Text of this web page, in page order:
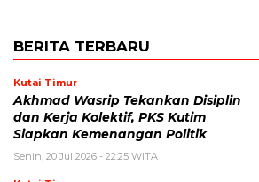
BERITA TERBARU
Kutai Timur
Akhmad Wasrip Tekankan Disiplin
dan Kerja Kolektif, PKS Kutim
Siapkan Kemenangan Politik
Senin, 20 Jul 2026 - 22:25 WITA